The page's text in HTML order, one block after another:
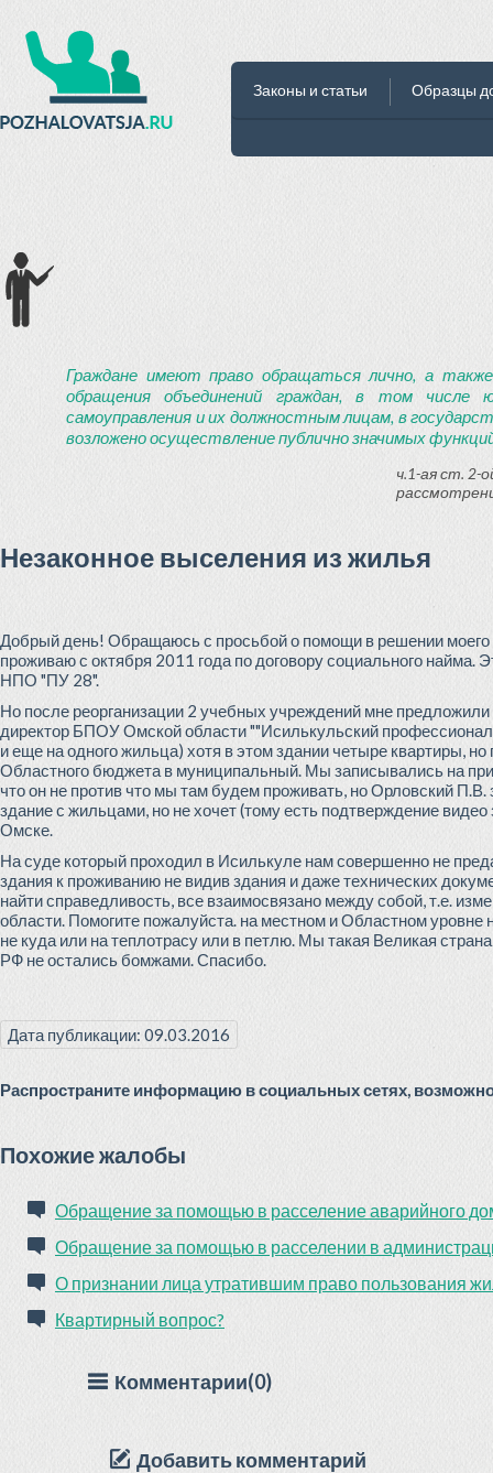
Законы и статьи Образцы
Граждане имеют право обращаться лично, а
обращения объединений граждан, в том числе
самоуправления и их должностным лицам, в
возложено осуществление публично значимых
ч.1-ая ст. 2-
Незаконное выселения из жилья
Добрый день! Обращаюсь с просьбой о помощи в решении
проживаю с октября 2011 года по договору социального
НПО "ПУ 28".
Но после реорганизации 2 учебных учреждений мне
директор БПОУ Омской области ""Исилькульский
и еще на одного жильца) хотя в этом здании четыре квартиры,
Областного бюджета в муниципальный. Мы записывались на
что он не против что мы там будем проживать, но Орловский
здание с жильцами, но не хочет (тому есть подтверждение
Омске.
На суде который проходил в Исилькуле нам совершенно не
здания к проживанию не видив здания и даже технических
найти справедливость, все взаимосвязано между собой, т.е.
области. Помогите пожалуйста. на местном и Областном
не куда или на теплотрасу или в петлю. Мы такая Великая
РФ не остались бомжами. Спасибо.
Дата публикации: 09.03.2016
Распространите информацию в социальных сетях,
Похожие жалобы
Обращение за помощью в расселение аварийного
Обращение за помощью в расселении в
О признании лица утратившим право пользования
Квартирный вопрос?
Комментарии(0)
Добавить комментарий